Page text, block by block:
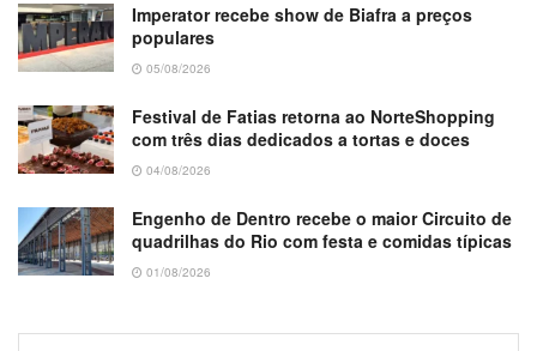
Imperator recebe show de Biafra a preços
populares
05/08/2026
Festival de Fatias retorna ao NorteShopping
com três dias dedicados a tortas e doces
04/08/2026
Engenho de Dentro recebe o maior Circuito de
quadrilhas do Rio com festa e comidas típicas
01/08/2026